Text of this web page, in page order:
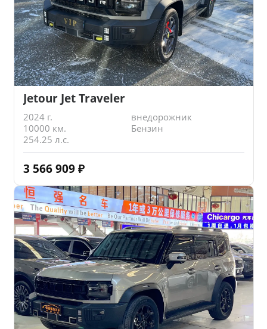
Jetour Jet Traveler
2024 г.
внедорожник
10000 км.
Бензин
254.25 л.с.
3 566 909 ₽